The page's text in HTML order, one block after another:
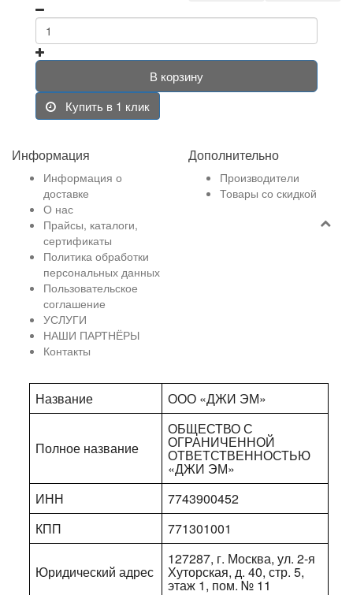
В корзину
Купить в 1 клик
Информация
Информация о
доставке
О нас
Прайсы, каталоги,
сертификаты
Политика обработки
персональных данных
Пользовательское
соглашение
УСЛУГИ
НАШИ ПАРТНЁРЫ
Контакты
Дополнительно
Производители
Товары со скидкой
Название ООО «ДЖИ ЭМ»
Полное название
ОБЩЕСТВО С
ОГРАНИЧЕННОЙ
ОТВЕТСТВЕННОСТЬЮ
«ДЖИ ЭМ»
ИНН
7743900452
КПП
771301001
Юридический адрес
127287, г. Москва, ул. 2-я
Хуторская, д. 40, стр. 5,
этаж 1, пом. № 11